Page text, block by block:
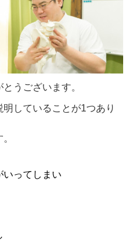
うございます。
していることが1つあり
いってしまい